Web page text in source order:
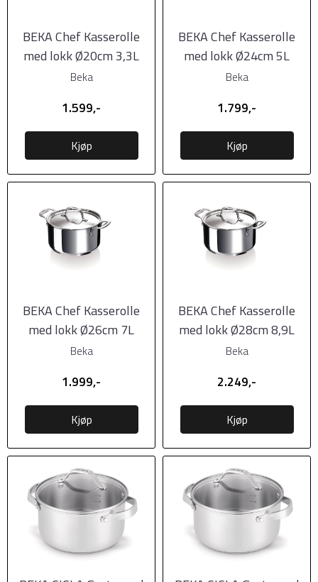
BEKA Chef Kasserolle
med lokk Ø20cm 3,3L
Beka
1.599,-
Kjøp
BEKA Chef Kasserolle
med lokk Ø24cm 5L
Beka
1.799,-
Kjøp
BEKA Chef Kasserolle
med lokk Ø26cm 7L
Beka
1.999,-
Kjøp
BEKA Chef Kasserolle
med lokk Ø28cm 8,9L
Beka
2.249,-
Kjøp